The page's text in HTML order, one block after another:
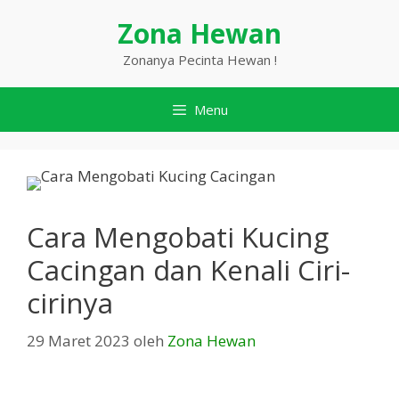
Zona Hewan
Zonanya Pecinta Hewan !
Menu
Cara Mengobati Kucing
Cacingan dan Kenali Ciri-
cirinya
29 Maret 2023 oleh Zona Hewan